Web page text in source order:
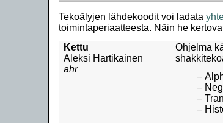
Tekoälyjen lähdekoodit voi ladata
toimintaperiaatteesta. Näin he
Kettu
Aleksi Hartikainen
ahr
Ohjelma